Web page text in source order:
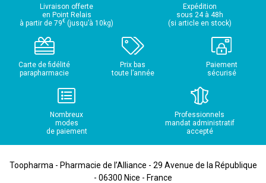
Livraison offerte
en Point Relais
à partir de 79€ (jusqu’à 10kg)
Expédition
sous 24 à 48h
(si article en stock)
Carte de fidélité
parapharmacie
Prix bas
toute l’année
Paiement
sécurisé
Nombreux
modes
de paiement
Professionnels
mandat administratif
accepté
Toopharma - Pharmacie de l’Alliance - 29 Avenue de la République
- 06300 Nice - France